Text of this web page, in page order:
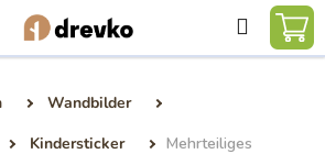
Suchen
Wandbilder
Kindersticker
Mehrteiliges